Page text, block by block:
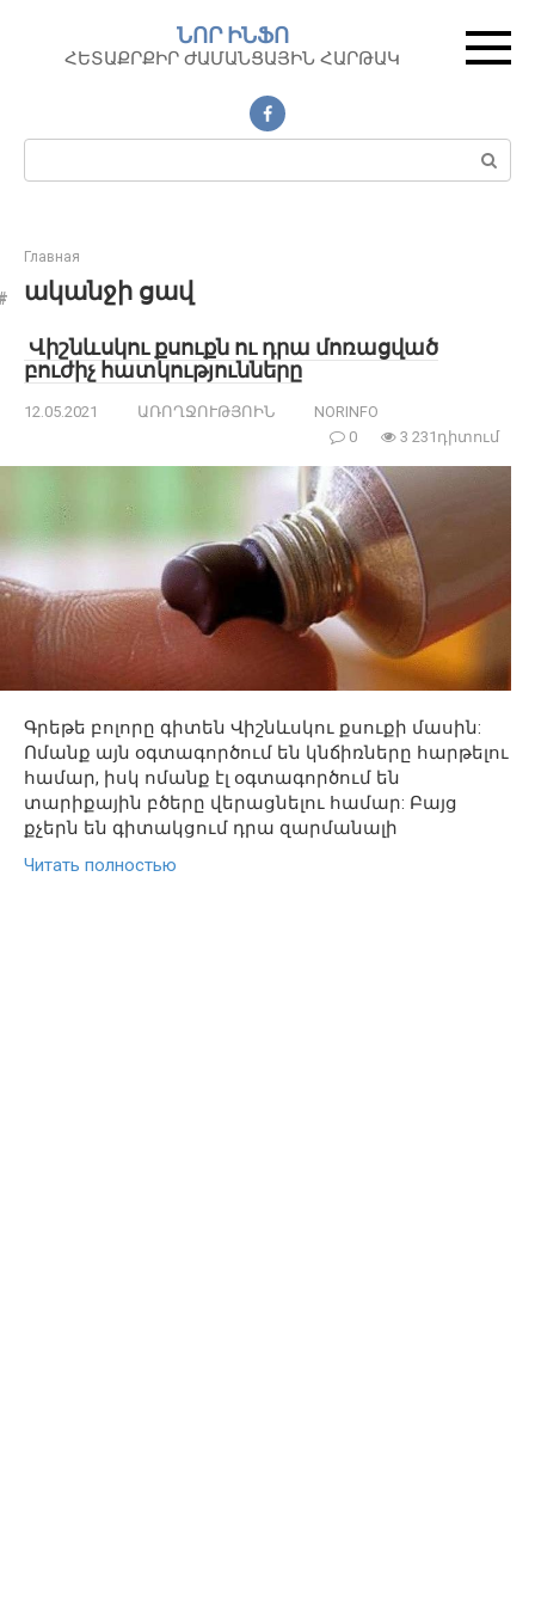
контенту
ՆՈՐ ԻՆՖՈ
ՀԵՏԱՔՐՔԻՐ ԺԱՄԱՆՑԱՅԻՆ ՀԱՐԹԱԿ
Поиск:
Главная
ականջի ցավ
Վիշնևսկու քսուքն ու դրա մոռացված
բուժիչ հատկությունները
12.05.2021 ԱՌՈՂՋՈՒԹՅՈԻՆ
NORINFO
0
3 231դիտում
Գրեթե բոլորը գիտեն Վիշնևսկու քսուքի մասին:
Ոմանք այն օգտագործում են կնճիռները հարթելու
համար, իսկ ոմանք էլ օգտագործում են
տարիքային բծերը վերացնելու համար: Բայց
քչերն են գիտակցում դրա զարմանալի
Читать полностью